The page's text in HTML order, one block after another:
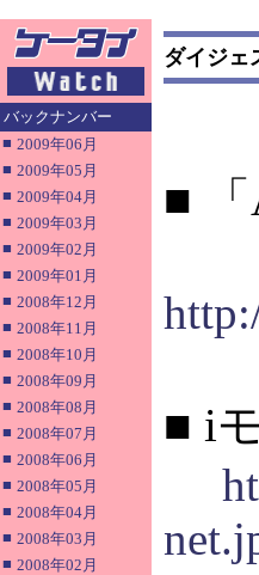
バックナンバー
■ 2009年06月
■ 2009年05月
■ 2009年04月
■ 2009年03月
■ 2009年02月
■ 2009年01月
■ 2008年12月
■ 2008年11月
■ 2008年10月
■ 2008年09月
■ 2008年08月
■ 2008年07月
■ 2008年06月
■ 2008年05月
■ 2008年04月
■ 2008年03月
■ 2008年02月
ダイジェ
■
■ i